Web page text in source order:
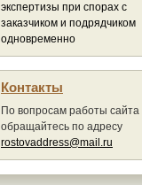
экспертизы при спорах с
заказчиком и подрядчиком
одновременно
Контакты
По вопросам работы сайта
обращайтесь по адресу
rostovaddress@mail.ru